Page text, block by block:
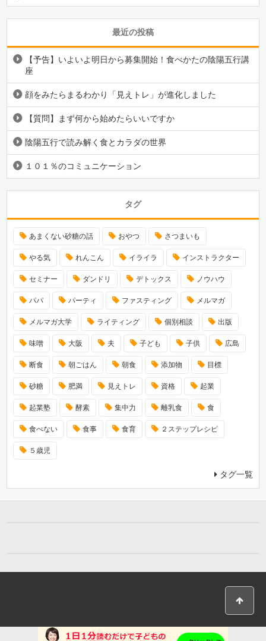
最近の投稿
【予告】いよいよ明日から募集開始！食べかたの陰陽五行講
座
顔をみたらまるわかり「見えトレ」が進化しました
【質問】まず何から始めたらいいですか
陰陽五行で読み解く食とカラダの世界
１０１％のコミュニケーション
タグ
あまくない砂糖の話 おやつ さつまいも
やる気 れんこん イライラ インストラクター
セミナー ダンドリ デトックス ノウハウ
パパ パーティ ファスティング メルマガ
メルマガ大学 ライティング 個別相談 出版
味噌 大阪 夫 子ども 子供 広島
断食 朝ごはん 朝食 添加物 目標
砂糖 肥満 見えトレ 資格 起業
起業塾 酵素 集中力 離乳食 食
食べない 食事 食育 ２ステップレシピ
５歳児
タグ一覧